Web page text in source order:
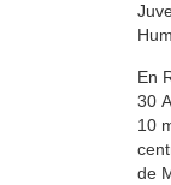
En
30
10
de